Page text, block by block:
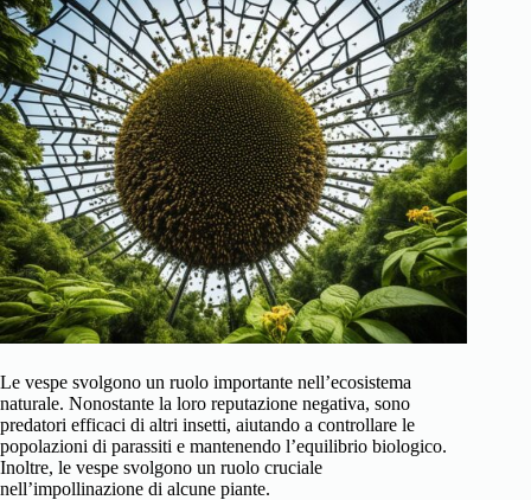
Le vespe svolgono un ruolo importante nell’ecosistema
naturale. Nonostante la loro reputazione negativa, sono
predatori efficaci di altri insetti, aiutando a controllare le
popolazioni di parassiti e mantenendo l’equilibrio biologico.
Inoltre, le vespe svolgono un ruolo cruciale
nell’impollinazione di alcune piante.